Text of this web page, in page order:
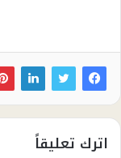
اترك تعليقاً